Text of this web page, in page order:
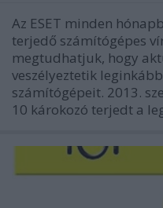
Az ESET minden
terjedő számítógépes
megtudhatjuk, hogy
veszélyeztetik
számítógépeit. 2013.
10 károkozó terjedt a